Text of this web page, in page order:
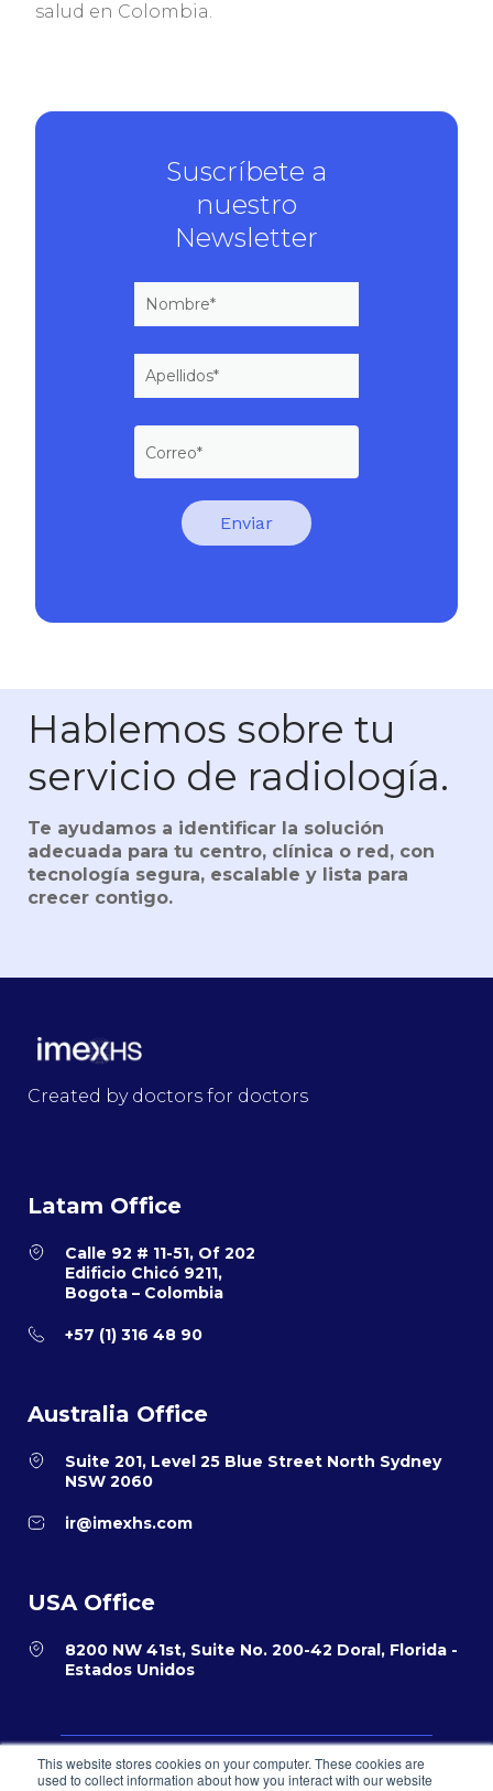
This website stores cookies on your computer. These cookies are
used to collect information about how you interact with our website
salud en Colombia.
Suscríbete a
nuestro
Newsletter
Hablemos sobre tu
servicio de radiología.
Te ayudamos a identificar la solución
adecuada para tu centro, clínica o red, con
tecnología segura, escalable y lista para
crecer contigo.
Created by doctors for doctors
Latam Office
Calle 92 # 11-51, Of 202
Edificio Chicó 9211,
Bogota – Colombia
+57 (1) 316 48 90
Australia Office
Suite 201, Level 25 Blue Street North Sydney
NSW 2060
ir@imexhs.com
USA Office
8200 NW 41st, Suite No. 200-42 Doral, Florida -
Estados Unidos
Política de privacidad
Términos y condiciones para el comercio